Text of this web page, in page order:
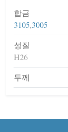
합금
3105,3005
성질
H26
두께